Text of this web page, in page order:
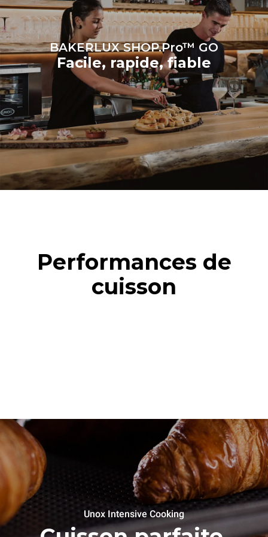
renouvelables.Greenhouse
Gas Protocol
BAKERLUX SHOP.Pro™ GO
Facile, rapide, fiable
Performances de
cuisson
Unox Intensive Cooking